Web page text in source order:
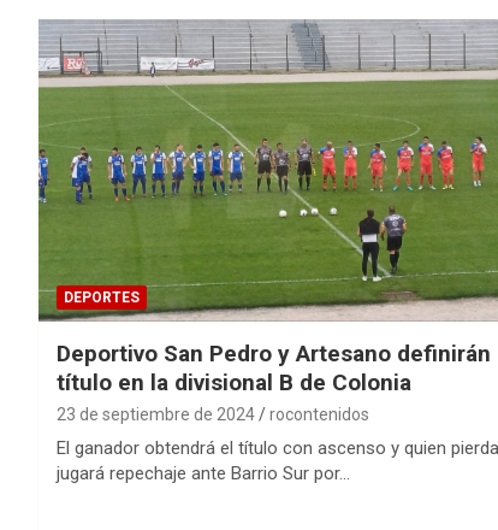
DEPORTES
Deportivo San Pedro y Artesano definirán
título en la divisional B de Colonia
23 de septiembre de 2024 rocontenidos
El ganador obtendrá el título con ascenso y quien pierda
jugará repechaje ante Barrio Sur por…